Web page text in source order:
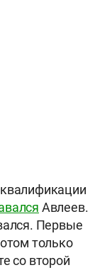
Авлеев.
Первые
только
со второй